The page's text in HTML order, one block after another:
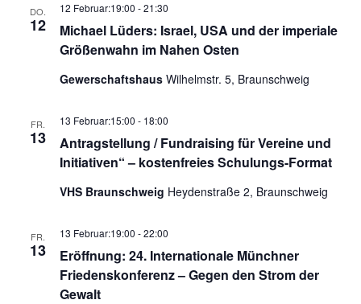
DO.
12
Michael Lüders: Israel, USA und der imperiale
Größenwahn im Nahen Osten
12 Februar:19:00 -21:30
Gewerschaftshaus Wilhelmstr. 5, Braunschweig
FR.
13
Antragstellung / Fundraising für Vereine und
Initiativen“ – kostenfreies Schulungs-Format
13 Februar:15:00 - 18:00
VHS Braunschweig Heydenstraße 2, Braunschweig
FR.
13
Eröffnung: 24. Internationale Münchner
Friedenskonferenz – Gegen den Strom der
Gewalt
13 Februar:19:00 -22:00